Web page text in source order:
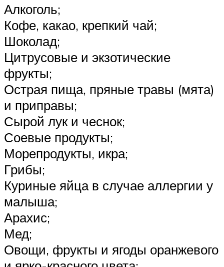
Алкоголь;
Кофе, какао, крепкий чай;
Шоколад;
Цитрусовые и экзотические
фрукты;
Острая пища, пряные травы (мята)
и приправы;
Сырой лук и чеснок;
Соевые продукты;
Морепродукты, икра;
Грибы;
Куриные яйца в случае аллергии у
малыша;
Арахис;
Мед;
Овощи, фрукты и ягоды оранжевого